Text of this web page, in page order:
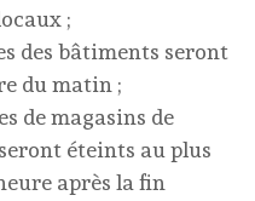
;
des bâtiments seront
du matin ;
de magasins de
éteints au plus
après la fin